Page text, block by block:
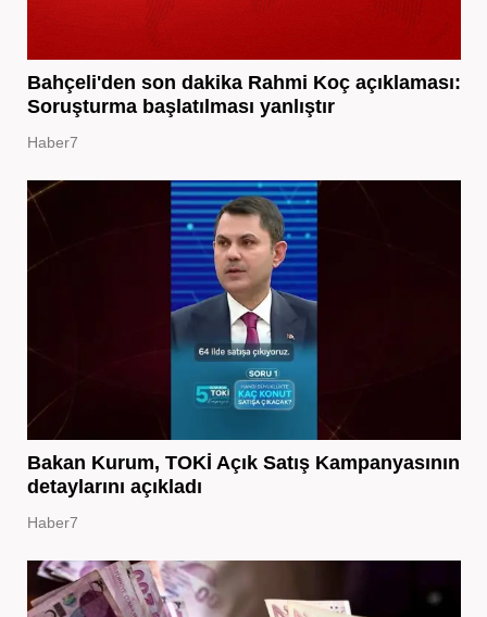
Bahçeli'den son dakika Rahmi Koç açıklaması:
Soruşturma başlatılması yanlıştır
Haber7
Bakan Kurum, TOKİ Açık Satış Kampanyasının
detaylarını açıkladı
Haber7